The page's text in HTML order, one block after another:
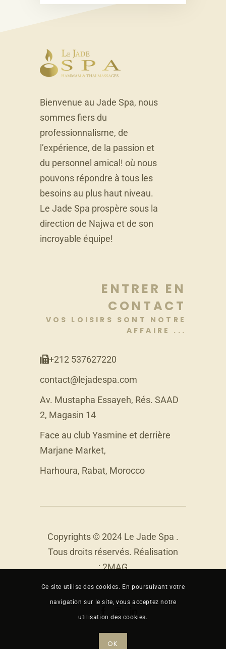
Bienvenue au Jade Spa, nous
sommes fiers du
professionnalisme, de
l’expérience, de la passion et
du personnel amical! où nous
pouvons répondre à tous les
besoins au plus haut niveau.
Le Jade Spa prospère sous la
direction de Najwa et de son
incroyable équipe!
ENTRER EN
CONTACT
VOS LOISIRS SONT NOTRE
AFFAIRE ...
+212 537627220
contact@lejadespa.com
Av. Mustapha Essayeh, Rés. SAAD
2, Magasin 14
Face au club Yasmine et derrière
Marjane Market,
Harhoura, Rabat, Morocco
Copyrights © 2024 Le Jade Spa .
Tous droits réservés. Réalisation
:2MAG
Ce site utilise des cookies. En poursuivant votre
navigation sur le site, vous acceptez notre
utilisation des cookies.
OK